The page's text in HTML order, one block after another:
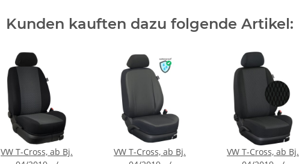
Kunden kauften dazu folgende Artikel:
VW T-Cross, ab Bj.
VW T-Cross, ab Bj.
VW T-Cross, ab Bj.